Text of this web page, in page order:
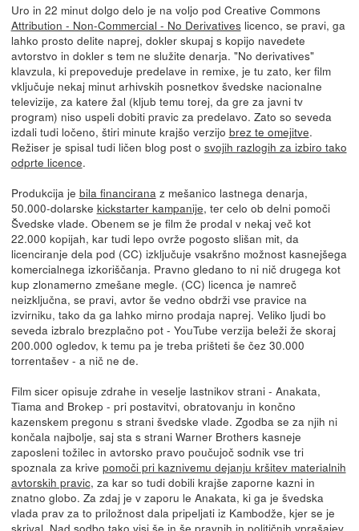
Uro in 22 minut dolgo delo je na voljo pod Creative Commons
Attribution - Non-Commercial - No Derivativeslicenco, se pravi, ga
lahko prosto delite naprej, dokler skupaj s kopijo navedete
avtorstvo in dokler s tem ne služite denarja. "No derivatives"
klavzula, ki prepoveduje predelave in remixe, je tu zato, ker film
vključuje nekaj minut arhivskih posnetkov švedske nacionalne
televizije, za katere žal (kljub temu torej, da gre za javni tv
program) niso uspeli dobiti pravic za predelavo. Zato so seveda
izdali tudi ločeno, štiri minute krajšo verzijo brez te omejitve.
Režiser je spisal tudi ličen blog post o svojih razlogih za izbiro tako
odprte licence.
Produkcija je bila financirana z mešanico lastnega denarja,
50.000-dolarske kickstarter kampanije, ter celo ob delni pomoči
Švedske vlade. Obenem se je film že prodal v nekaj več kot
22.000 kopijah, kar tudi lepo ovrže pogosto slišan mit, da
licenciranje dela pod (CC) izključuje vsakršno možnost kasnejšega
komercialnega izkoriščanja. Pravno gledano to ni nič drugega kot
kup zlonamerno zmešane megle. (CC) licenca je namreč
neizključna, se pravi, avtor še vedno obdrži vse pravice na
izvirniku, tako da ga lahko mirno prodaja naprej. Veliko ljudi bo
seveda izbralo brezplačno pot - YouTube verzija beleži že skoraj
200.000 ogledov, k temu pa je treba prišteti še čez 30.000
torrentašev - a nič ne de.
Film sicer opisuje zdrahe in veselje lastnikov strani - Anakata,
Tiama and Brokep - pri postavitvi, obratovanju in končno
kazenskem pregonu s strani švedske vlade. Zgodba se za njih ni
končala najbolje, saj sta s strani Warner Brothers kasneje
zaposleni tožilec in avtorsko pravo poučujoč sodnik vse tri
spoznala za krive pomoči pri kaznivemu dejanju kršitev materialnih
avtorskih pravic, za kar so tudi dobili krajše zaporne kazni in
znatno globo. Za zdaj je v zaporu le Anakata, ki ga je švedska
vlada prav za to priložnost dala pripeljati iz Kambodže, kjer se je
skrival. Nad sodbo tako visi še in še pravnih in političnih vprašajev,